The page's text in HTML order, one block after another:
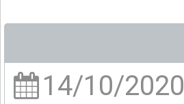
14/10/2020